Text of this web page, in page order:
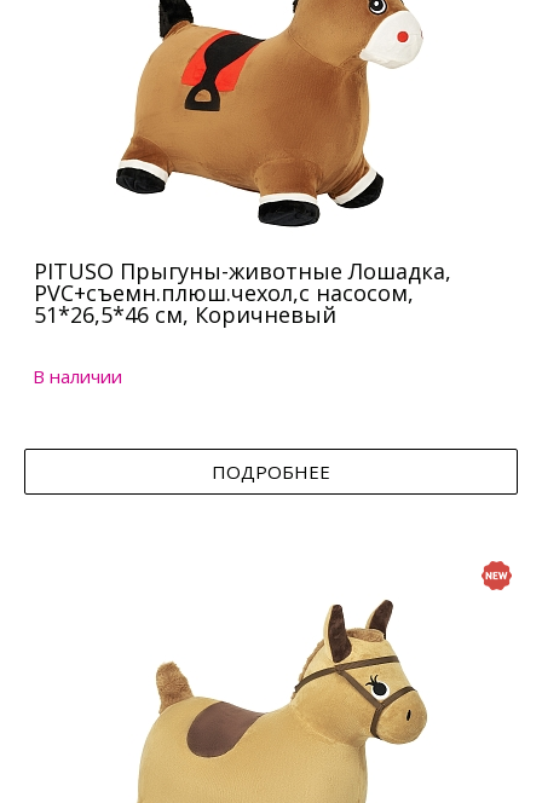
PITUSO Прыгуны-животные Лошадка,
PVC+съемн.плюш.чехол,с насосом,
51*26,5*46 см, Коричневый
В наличии
ПОДРОБНЕЕ